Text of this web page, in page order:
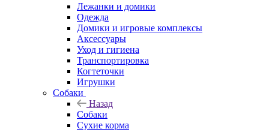
Лежанки и домики
Одежда
Домики и игровые комплексы
Аксессуары
Уход и гигиена
Транспортировка
Когтеточки
Игрушки
Собаки
Назад
Собаки
Сухие корма